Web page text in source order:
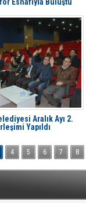
Aralık Ayı 2.
Yapıldı
4 5 6 7 8